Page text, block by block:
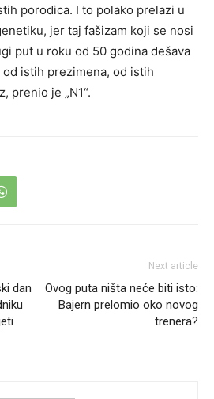
porodica. I to polako prelazi u
jer taj fašizam koji se nosi
put u roku od 50 godina dešava
istih prezimena, od istih
prenio je „N1“.
dan
Next article
Ovog puta ništa neće biti isto:
Bajern prelomio oko novog
trenera?